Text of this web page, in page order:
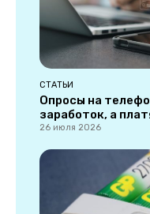
СТАТЬИ
Опросы на
заработок, а
26 июля 2026